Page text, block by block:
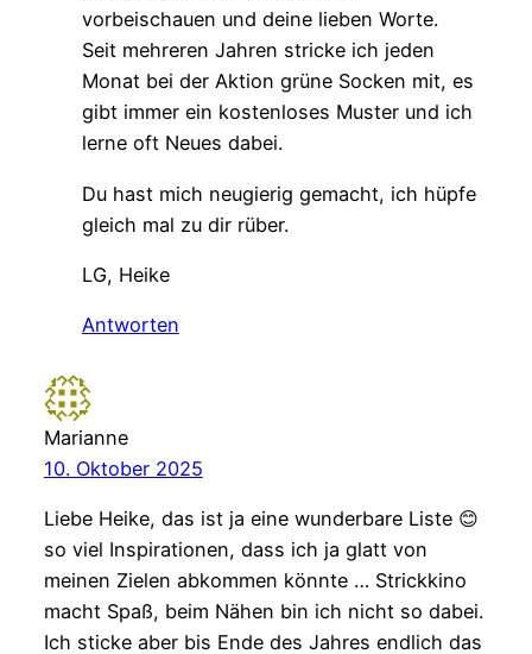
vorbeischauen und deine lieben Worte.
Seit mehreren Jahren stricke ich jeden
Monat bei der Aktion grüne Socken mit, es
gibt immer ein kostenloses Muster und ich
lerne oft Neues dabei.
Du hast mich neugierig gemacht, ich hüpfe
gleich mal zu dir rüber.
LG, Heike
Antworten
Marianne
10. Oktober 2025
Liebe Heike, das ist ja eine wunderbare Liste 😊
so viel Inspirationen, dass ich ja glatt von
meinen Zielen abkommen könnte … Strickkino
macht Spaß, beim Nähen bin ich nicht so dabei.
Ich sticke aber bis Ende des Jahres endlich das